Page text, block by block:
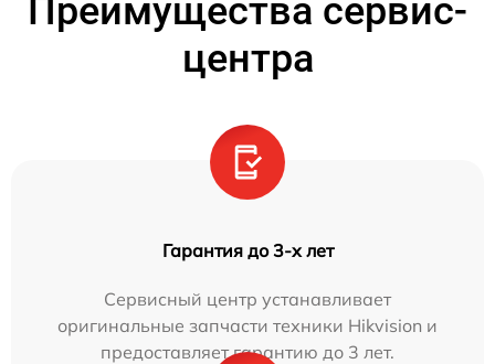
Преимущества сервис-
центра
Гарантия до 3-х лет
Сервисный центр устанавливает
оригинальные запчасти техники Hikvision и
предоставляет гарантию до 3 лет.